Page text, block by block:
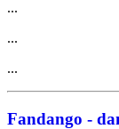
...
...
...
Fandango -